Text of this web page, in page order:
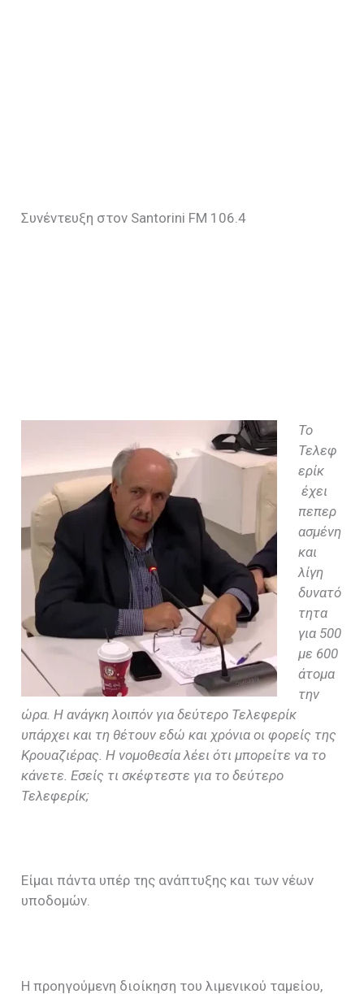
Συνέντευξη στον Santorini FM 106.4
Το
Τελεφ
ερίκ
έχει
πεπερ
ασμένη
και
λίγη
δυνατό
τητα
για 500
με 600
άτομα
την
ώρα. Η ανάγκη λοιπόν για δεύτερο Τελεφερίκ
υπάρχει και τη θέτουν εδώ και χρόνια οι φορείς της
Κρουαζιέρας. Η νομοθεσία λέει ότι μπορείτε να το
κάνετε. Εσείς τι σκέφτεστε για το δεύτερο
Τελεφερίκ;
Είμαι πάντα υπέρ της ανάπτυξης και των νέων
υποδομών.
Η προηγούμενη διοίκηση του λιμενικού ταμείου,